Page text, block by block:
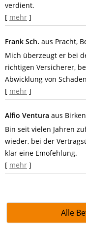
verdient.
[ mehr ]
Frank Sch. aus Pracht,
Mich überzeugt er bei
richtigen Versicherer,
Abwicklung von
[ mehr ]
Alfio Ventura aus
Bin seit vielen Jahren
wieder, bei der
klar eine Emofehlung.
[ mehr ]
Alle